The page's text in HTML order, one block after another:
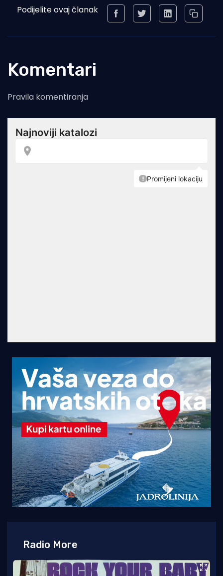
Podijelite ovaj članak
Komentari
Pravila komentiranja
Radio More